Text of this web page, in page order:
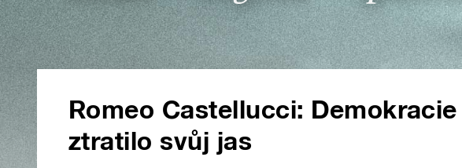
Romeo Castellucci:
ztratilo svůj jas